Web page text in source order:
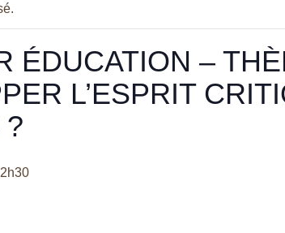
ÉDUCATION –
L’ESPRIT
?